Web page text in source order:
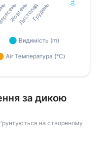
за дикою
на створеному